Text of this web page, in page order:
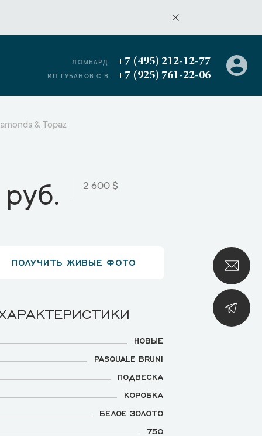
ЛОМБАРД: +7 (495) 212-12-77
ИП ГУБАНОВ С.В.: +7 (925) 761-22-06
& Topaz
2 600 $
ПОЛУЧИТЬ ЖИВЫЕ ФОТО
НОВЫЕ
PASQUALE BRUNI
ПОДВЕСКА
КОРОБКА
БЕЛОЕ ЗОЛОТО
750